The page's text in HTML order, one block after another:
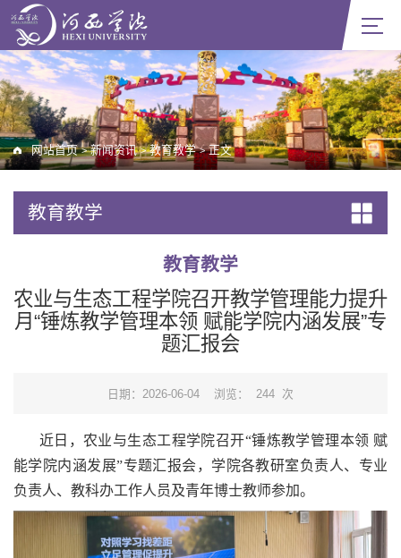
网站首页 > 新闻资讯 > 教育教学 > 正文
教育教学
教育教学
农业与生态工程学院召开教学管理能力提升
月“锤炼教学管理本领 赋能学院内涵发展”专
题汇报会
日期：2026-06-04 浏览： 244 次
近日，农业与生态工程学院召开“锤炼教学管理本领 赋
能学院内涵发展”专题汇报会，学院各教研室负责人、专业
负责人、教科办工作人员及青年博士教师参加。